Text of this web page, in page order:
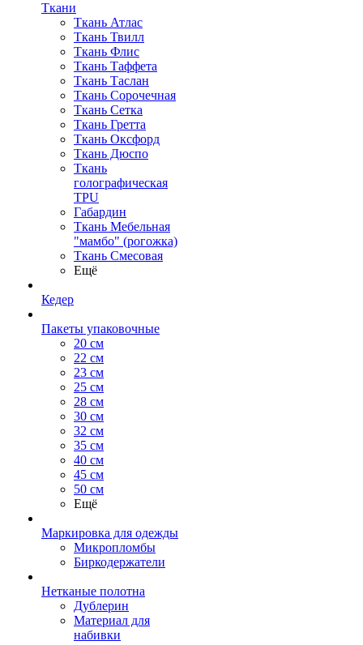
Ткани
Ткань Атлас
Ткань Твилл
Ткань Флис
Ткань Таффета
Ткань Таслан
Ткань Сорочечная
Ткань Сетка
Ткань Гретта
Ткань Оксфорд
Ткань Дюспо
Ткань
голографическая
TPU
Габардин
Ткань Мебельная
"мамбо" (рогожка)
Ткань Смесовая
Ещё
Кедер
Пакеты упаковочные
20 см
22 см
23 см
25 см
28 см
30 см
32 см
35 см
40 см
45 см
50 см
Ещё
Маркировка для одежды
Микропломбы
Биркодержатели
Нетканые полотна
Дублерин
Материал для
набивки